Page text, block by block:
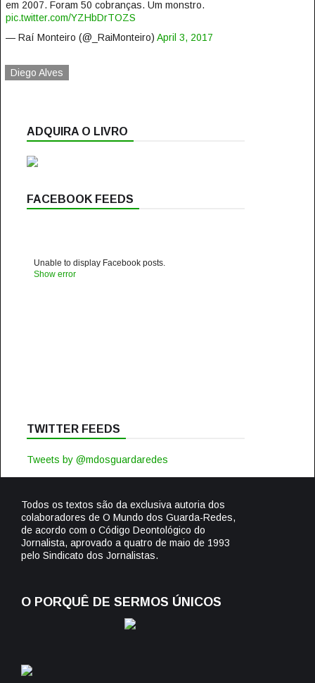
em 2007. Foram 50 cobranças. Um monstro.
pic.twitter.com/YZHbDrTOZS
— Raí Monteiro (@_RaiMonteiro) April 3, 2017
Diego Alves
ADQUIRA O LIVRO
FACEBOOK FEEDS
Unable to display Facebook posts.
Show error
TWITTER FEEDS
Tweets by @mdosguardaredes
Todos os textos são da exclusiva autoria dos
colaboradores de O Mundo dos Guarda-Redes,
de acordo com o Código Deontológico do
Jornalista, aprovado a quatro de maio de 1993
pelo Sindicato dos Jornalistas.
O PORQUÊ DE SERMOS ÚNICOS